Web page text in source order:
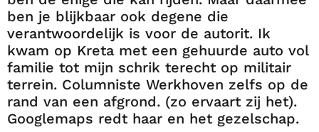
ben je blijkbaar ook degene die
verantwoordelijk is voor de autorit. Ik
kwam op Kreta met een gehuurde auto vol
familie tot mijn schrik terecht op militair
terrein. Columniste Werkhoven zelfs op de
rand van een afgrond. (zo ervaart zij het).
Googlemaps redt haar en het gezelschap.